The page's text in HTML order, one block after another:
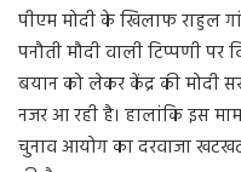
पीएम मोदी के खिलाफ राहुल
पनौती मौदी वाली टिप्पणी
बयान को लेकर केंद्र की मोदी
नजर आ रही है। हालांकि इस
चुनाव आयोग का दरवाजा